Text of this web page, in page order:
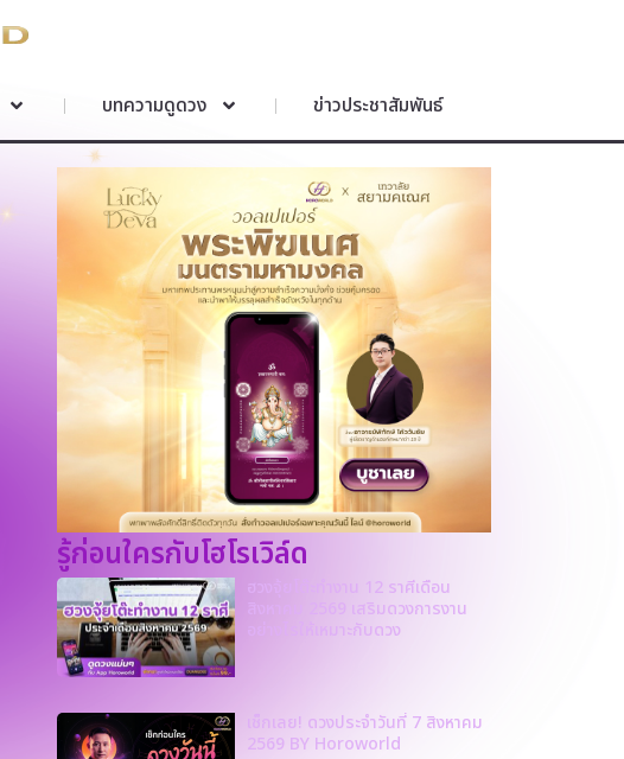
บทความดูดวง ข่าวประชาสัมพันธ์
รู้ก่อนใครกับโฮโรเวิล์ด
ฮวงจุ้ยโต๊ะทำงาน 12 ราศีเดือน
สิงหาคม 2569 เสริมดวงการงาน
อย่างไรให้เหมาะกับดวง
เช็กเลย! ดวงประจำวันที่ 7 สิงหาคม
2569 BY Horoworld